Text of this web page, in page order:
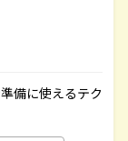
備に使えるテク